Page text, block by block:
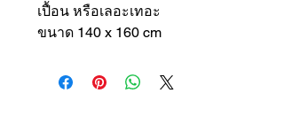
เปื้อน หรือเลอะเทอะ
ขนาด 140 x 160 cm